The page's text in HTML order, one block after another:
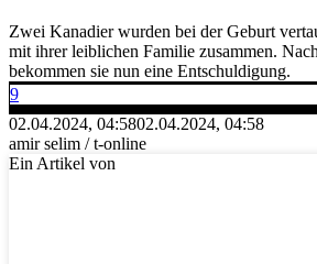
Zwei Kanadier wurden bei der Geburt
mit ihrer leiblichen Familie zusammen.
bekommen sie nun eine Entschuldigung.
9
02.04.2024, 04:5802.04.2024, 04:58
amir selim / t-online
Ein Artikel von